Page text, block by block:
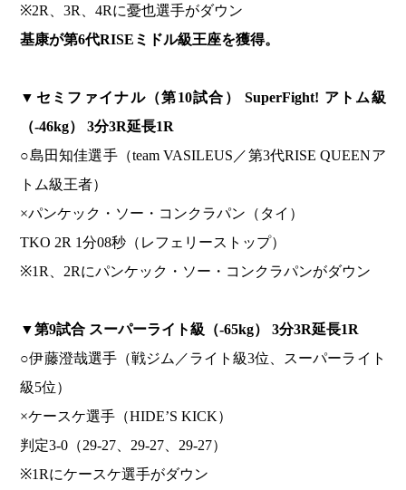
※2R、3R、4Rに憂也選手がダウン
基康が第6代RISEミドル級王座を獲得。
▼ セミファイナル（第10試合） SuperFight! アトム級
（-46kg） 3分3R延長1R
○島田知佳選手（team VASILEUS／第3代RISE QUEENア
トム級王者）
×パンケック・ソー・コンクラパン（タイ）
TKO 2R 1分08秒（レフェリーストップ）
※1R、2Rにパンケック・ソー・コンクラパンがダウン
▼第9試合 スーパーライト級（-65kg） 3分3R延長1R
○伊藤澄哉選手（戦ジム／ライト級3位、スーパーライト
級5位）
×ケースケ選手（HIDE’S KICK）
判定3-0（29-27、29-27、29-27）
※1Rにケースケ選手がダウン